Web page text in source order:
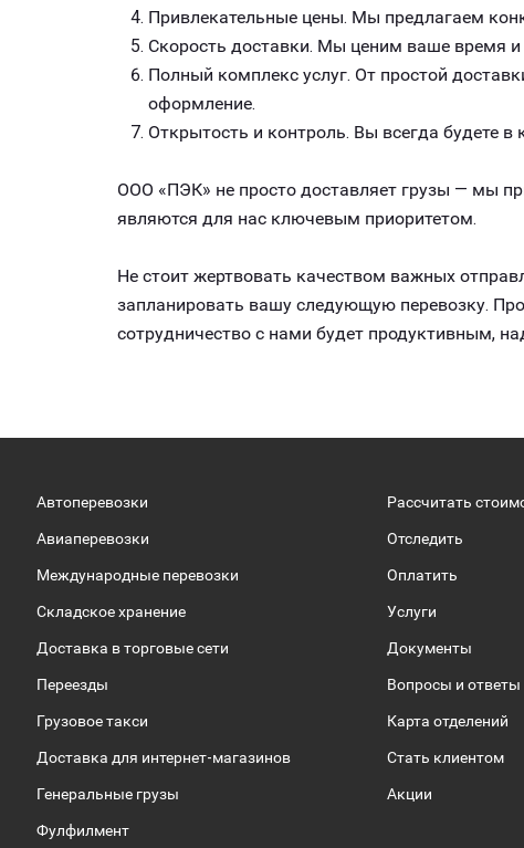
Привлекательные цены. Мы предлагаем
Скорость доставки. Мы ценим ваше время
Полный комплекс услуг. От простой
оформление.
Открытость и контроль. Вы всегда будете в
ООО «ПЭК» не просто доставляет грузы — мы
являются для нас ключевым приоритетом.
Не стоит жертвовать качеством важных
запланировать вашу следующую перевозку.
сотрудничество с нами будет продуктивным,
Автоперевозки
Авиаперевозки
Международные перевозки
Складское хранение
Доставка в торговые сети
Переезды
Грузовое такси
Доставка для интернет-магазинов
Генеральные грузы
Фулфилмент
Рассчитать
Отследить
Оплатить
Услуги
Документы
Вопросы и ответы
Карта отделений
Стать клиентом
Акции